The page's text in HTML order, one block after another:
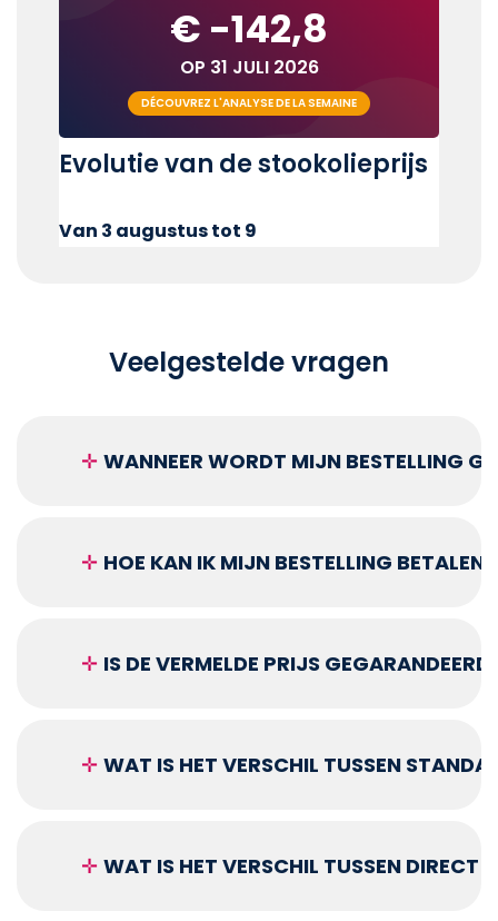
€ -142,8
OP 31 JULI 2026
DÉCOUVREZ L'ANALYSE DE LA SEMAINE
Evolutie van de stookolieprijs
Van 3 augustus tot 9
Veelgestelde vragen
✛ WANNEER WORDT MIJN BESTELLING
✛ HOE KAN IK MIJN BESTELLING BETALEN?
✛ IS DE VERMELDE PRIJS
✛ WAT IS HET VERSCHIL TUSSEN
✛ WAT IS HET VERSCHIL TUSSEN DIRECT